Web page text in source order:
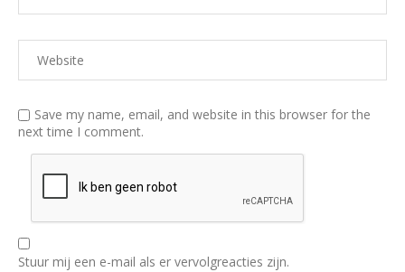
Save my name, email, and website in this browser for the
next time I comment.
Stuur mij een e-mail als er vervolgreacties zijn.